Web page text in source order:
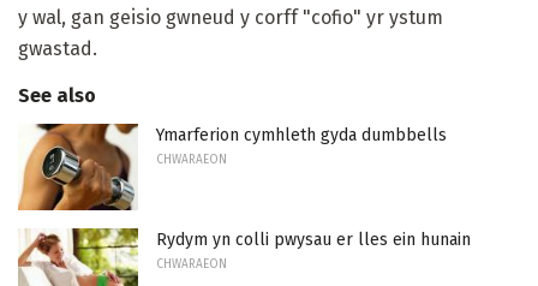
y wal, gan geisio gwneud y corff "cofio" yr ystum
gwastad.
See also
Ymarferion cymhleth gyda dumbbells
CHWARAEON
Rydym yn colli pwysau er lles ein hunain
CHWARAEON